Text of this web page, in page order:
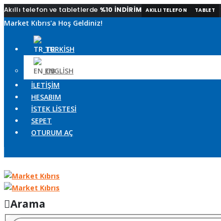
Akıllı telefon ve tabletlerde %10 İNDİRİM AKILLI TELEFON TABLET
Market Kıbrıs'a Hoş Geldiniz!
TURKISH
ENGLISH
İLETIŞIM
HESABIM
İSTEK LISTESI
SEPET
OTURUM AÇ
|
Arama